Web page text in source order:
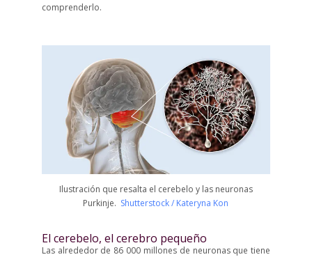
comprenderlo.
Ilustración que resalta el cerebelo y las neuronas
Purkinje. Shutterstock / Kateryna Kon
El cerebelo, el cerebro pequeño
Las alrededor de 86 000 millones de neuronas que tiene